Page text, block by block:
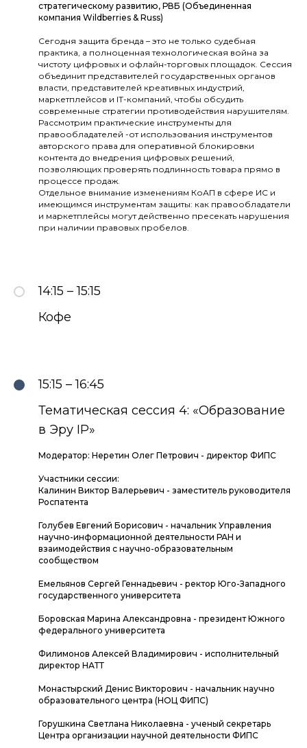
стратегическому развитию, РВБ (Объединенная
компания Wildberries & Russ)
Сегодня защита бренда – это не только судебная
практика, а полноценная технологическая война за
чистоту цифровых и офлайн-торговых площадок. Сессия
объединит представителей государственных органов
власти, представителей креативных индустрий,
маркетплейсов и IT-компаний, чтобы обсудить
современные стратегии противодействия нарушителям.
Рассмотрим практические инструменты для
правообладателей -от использования инструментов
авторского права для оперативной блокировки
контента до внедрения цифровых решений,
позволяющих проверять подлинность товара прямо в
процессе продаж.
Отдельное внимание изменениям КоАП в сфере ИС и
имеющимся инструментам защиты: как правообладатели
и маркетплейсы могут действенно пресекать нарушения
при наличии правовых пробелов.
14:15 – 15:15
Кофе
15:15 – 16:45
Тематическая сессия 4: «Образование
в Эру IP»
Модератор: Неретин Олег Петрович - директор ФИПС
Участники сессии:
Калинин Виктор Валерьевич - заместитель руководителя
Роспатента
Голубев Евгений Борисович - начальник Управления
научно-информационной деятельности РАН и
взаимодействия с научно-образовательным
сообществом
Емельянов Сергей Геннадьевич - ректор Юго-Западного
государственного университета
Боровская Марина Александровна - президент Южного
федерального университета
Филимонов Алексей Владимирович - исполнительный
директор НАТТ
Монастырский Денис Викторович - начальник научно
образовательного центра (НОЦ ФИПС)
Горушкина Светлана Николаевна - ученый секретарь
Центра организации научной деятельности ФИПС